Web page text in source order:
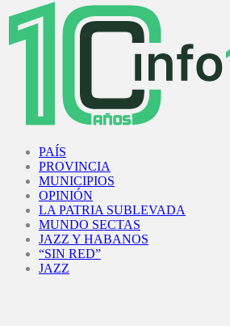
PAÍS
PROVINCIA
MUNICIPIOS
OPINIÓN
LA PATRIA SUBLEVADA
MUNDO SECTAS
JAZZ Y HABANOS
“SIN RED”
JAZZ